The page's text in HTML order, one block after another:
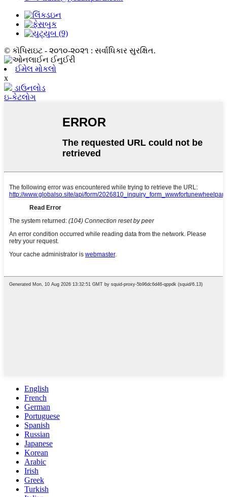
© કૉપિરાઇટ - ૨૦૧૦-૨૦૨૧ : સર્વાધિકાર સુરક્ષિત.
ઈમેલ મોકલો
x
ડાઉનલોડ
ઇ-કેટલોગ
English
French
German
Portuguese
Spanish
Russian
Japanese
Korean
Arabic
Irish
Greek
Turkish